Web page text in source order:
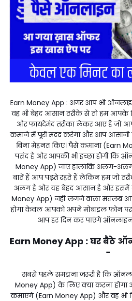
Earn Money App : अगर आप भी
वह भी बेहद आसान तरीके से तो हम
और फायदेमंद तरीका लेकर आए हैं जो
कमाने में पूरी मदद करेगा और आप
बिना मेहनत किए। पैसे कमाना (Earn
पसंद है और आपकी भी इच्छा होगी कि
Money App) जाएं हालांकि अलग-
बातें हैं आप पढ़ते रहते हैं लेकिन हम जो
अलग है और यह बेहद आसान है और इसमें
Money App) नहीं लगने वाला मतलब
होगा केवल आपको अपने मोबाइल फोन
आप हर दिन कर पाएंगे
Earn Money App : घर बैठे
-
सबसे पहले समझना जरूरी है कि
Money App) के लिए क्या करना
कमाएंगे (Earn Money App) और वह भी